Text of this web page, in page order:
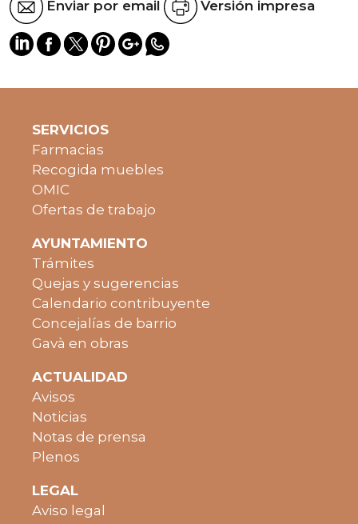
Enviar por email Versión impresa
SERVICIOS
Farmacias
Recogida muebles
OMIC
Ofertas de trabajo
AYUNTAMIENTO
Trámites
Quejas y sugerencias
Calendario contribuyente
Concejalías de barrio
Gavà en obras
ACTUALIDAD
Avisos
Noticias
Notas de prensa
Plenos
LEGAL
Aviso legal